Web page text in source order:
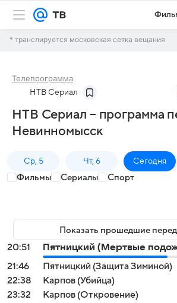
* транслируется московская сетка вещания
Телепрограмма
НТВ Сериал
НТВ Сериал – программа
Невинномысск
Ср, 5 Чт, 6 Сегодня
Фильмы Сериалы Спорт
Показать прошедшие
20:51
Пятницкий (Мертвые
21:46
Пятницкий (Защита Зиминой)
22:38
Карпов (Убийца)
23:32
Карпов (Откровение)